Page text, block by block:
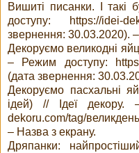
Вишиті писанки. І такі
доступу: https://idei-
звернення: 30.03.2020).
Декоруємо великодні
– Режим доступу:
(дата звернення:
Декоруємо пасхальні
ідей) // Ідеї декору.
dekoru.com/tag/
– Назва з екрану.
Дряпанки: